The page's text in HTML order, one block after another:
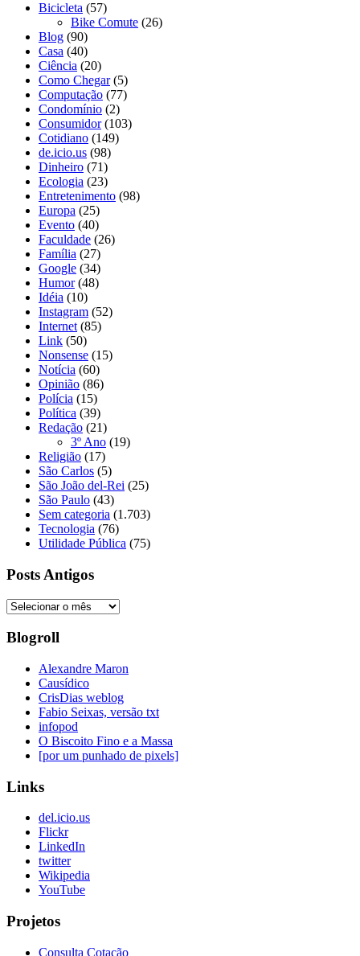
Bicicleta (57)
Bike Comute (26)
Blog (90)
Casa (40)
Ciência (20)
Como Chegar(5)
Computação (77)
Condomínio (2)
Consumidor(103)
Cotidiano (149)
de.icio.us (98)
Dinheiro (71)
Ecologia (23)
Entretenimento (98)
Europa (25)
Evento (40)
Faculdade (26)
Família (27)
Google (34)
Humor(48)
Idéia (10)
Instagram (52)
Internet (85)
Link (50)
Nonsense (15)
Notícia (60)
Opinião (86)
Polícia (15)
Política (39)
Redação (21)
3º Ano (19)
Religião (17)
São Carlos (5)
São João del-Rei (25)
São Paulo (43)
Sem categoria (1.703)
Tecnologia (76)
Utilidade Pública (75)
Posts Antigos
Posts
Blogroll
Alexandre Maron
Causídico
CrisDias weblog
Fabio Seixas, versão txt
infopod
O Biscoito Fino e a Massa
[por um punhado de pixels]
Links
del.icio.us
Flickr
LinkedIn
twitter
Wikipedia
YouTube
Projetos
Consulta Cotação